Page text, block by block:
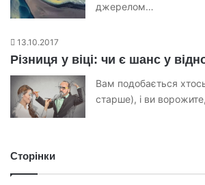
джерелом…
13.10.2017
Різниця у віці: чи є шанс у
Вам подобається
старше), і ви
Сторінки